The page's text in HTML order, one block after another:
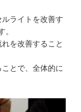
ライトを改善す
。
を改善すること
とで、全体的に